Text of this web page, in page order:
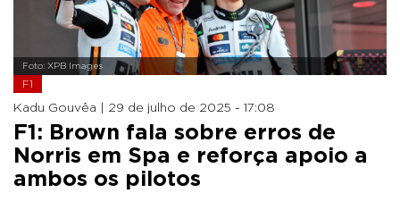
Foto: XPB Images
F1
Kadu Gouvêa | 29 de julho de 2025 - 17:08
F1: Brown fala sobre erros de
Norris em Spa e reforça apoio a
ambos os pilotos